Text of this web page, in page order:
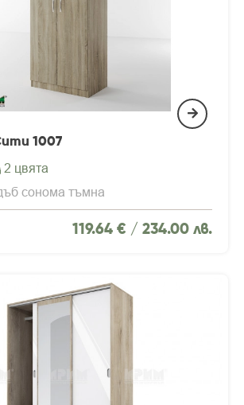
1007
2 цвята
сонома тъмна
119.64 € / 234.00 лв.